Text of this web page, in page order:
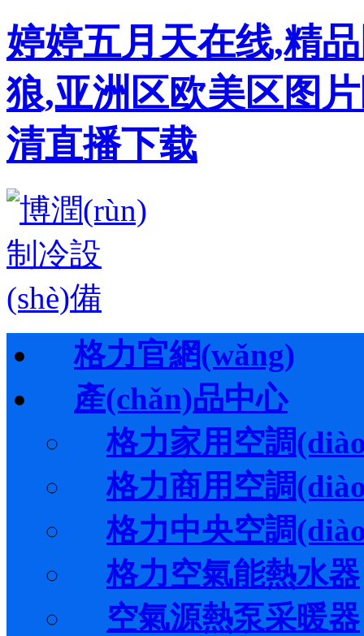
婷婷五月天在线,精
狼,亚洲区欧美区图
清直播下载
格力官網(wǎng)
產(chǎn)品中心
格力家用空調
格力商用空調
格力中央空調
格力空氣能熱水器
空氣源熱泵采暖器